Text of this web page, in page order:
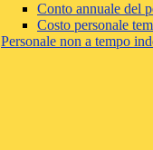
Conto annuale del
Costo personale
Personale non a tempo